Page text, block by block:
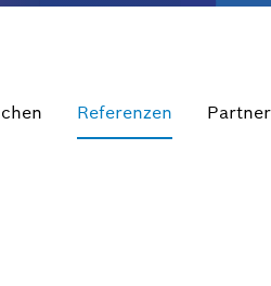
Referenzen Partner